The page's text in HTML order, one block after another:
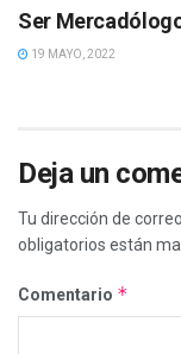
Ser
19 MAYO, 2022
Deja un
Tu dirección de
obligatorios están
Comentario *